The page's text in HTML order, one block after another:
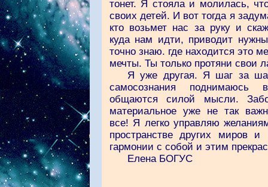
тонет. Я стояла и молилась,
своих детей. И вот тогда я
кто возьмет нас за руку и
куда нам идти, приводит
точно знаю. где находится это
мечты. Ты только протяни свои
Я уже другая. Я шаг за
самосознания
общаются силой мысли.
материальное уже не так
все! Я легко управляю
пространстве других миров
гармонии с собой и этим
Елена БОГУС